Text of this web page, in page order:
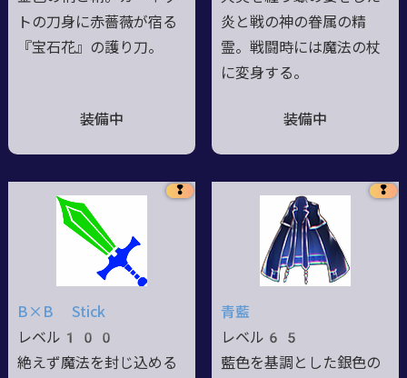
トの刀身に赤薔薇が宿る
『宝石花』の護り刀。
装備中
炎と戦の神の眷属の精
霊。戦闘時には魔法の杖
に変身する。
装備中
❢
B×B Stick
レベル100
絶えず魔法を封じ込める
❢
青藍
レベル65
藍色を基調とした銀色の